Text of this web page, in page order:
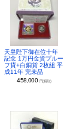
天皇陛下御在位十年
記念 1万円金貨プルー
フ貨+白銅貨 2枚組 平
成11年 完未品
458,000 円(税別)